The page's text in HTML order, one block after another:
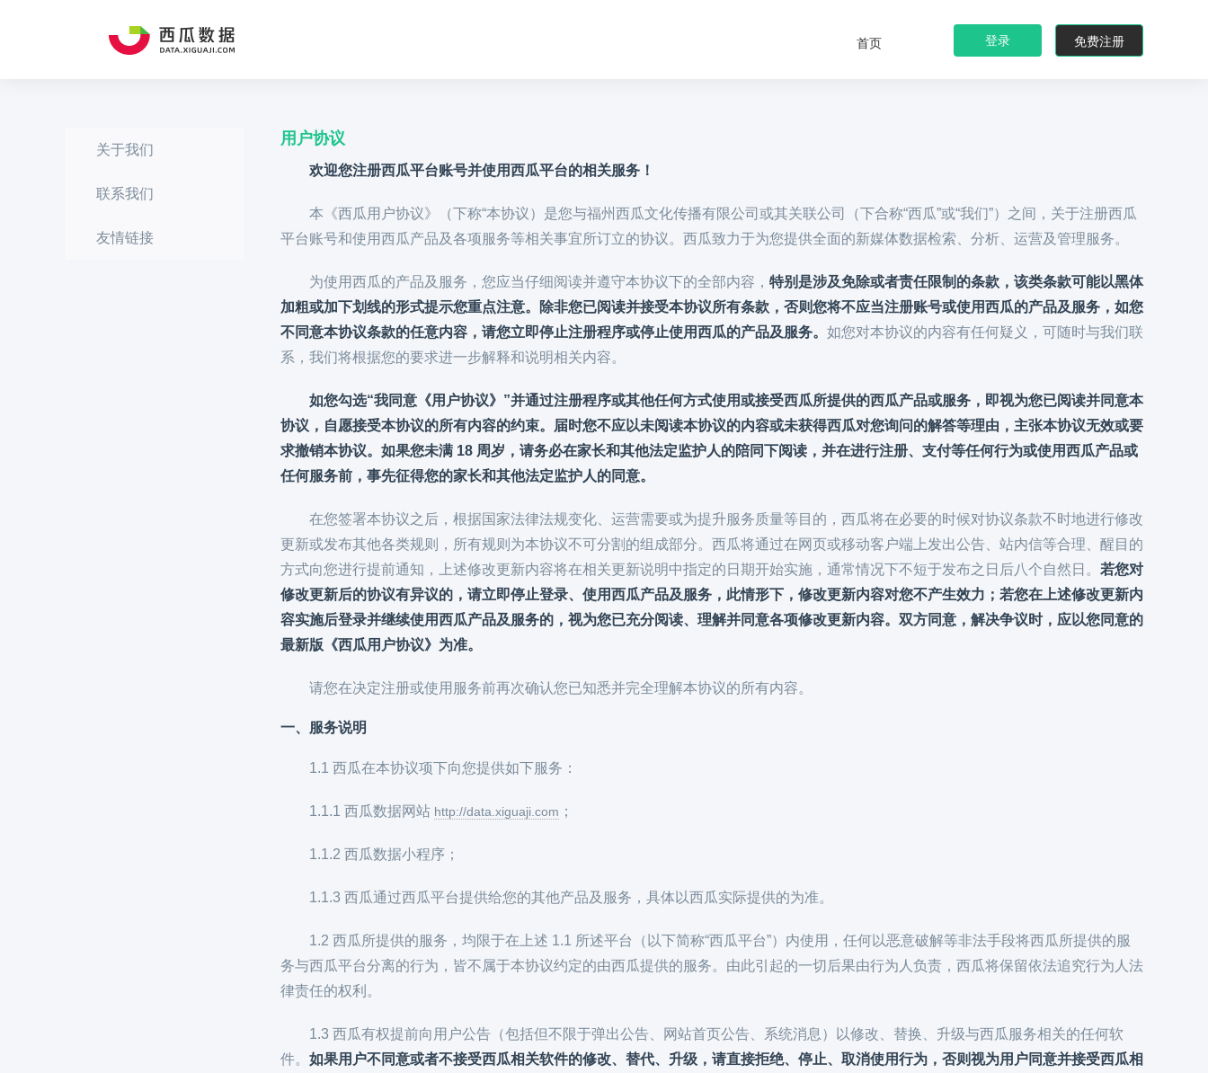
免费注册
登录
首页
关于我们
联系我们
友情链接
用户协议
欢迎您注册西瓜平台账号并使用西瓜平台的相关服务！
本《西瓜用户协议》（下称“本协议）是您与福州西瓜文化传播有限公司或其关联公司（下合称“西瓜”或“我们”）之间，关于注册西瓜
平台账号和使用西瓜产品及各项服务等相关事宜所订立的协议。西瓜致力于为您提供全面的新媒体数据检索、分析、运营及管理服务。
为使用西瓜的产品及服务，您应当仔细阅读并遵守本协议下的全部内容， 特别是涉及免除或者责任限制的条款，该类条款可能以黑体
加粗或加下划线的形式提示您重点注意。
除非您已阅读并接受本协议所有条款，否则您将不应当注册账号或使用西瓜的产品及服务，如您
不同意本协议条款的任意内容，请您立即停止注册程序或停止使用西瓜的产品及服务。 如您对本协议的内容有任何疑义，可随时与我们联
系，我们将根据您的要求进一步解释和说明相关内容。
如您勾选“我同意《用户协议》”并通过注册程序或其他任何方式使用或接受西瓜所提供的西瓜产品或服务，即视为您已阅读并同意本
协议，自愿接受本协议的所有内容的约束。届时您不应以未阅读本协议的内容或未获得西瓜对您询问的解答等理由，主张本协议无效或要
求撤销本协议。如果您未满 18 周岁，请务必在家长和其他法定监护人的陪同下阅读，并在进行注册、支付等任何行为或使用西瓜产品或
任何服务前，事先征得您的家长和其他法定监护人的同意。
在您签署本协议之后，根据国家法律法规变化、运营需要或为提升服务质量等目的，西瓜将在必要的时候对协议条款不时地进行修改
更新或发布其他各类规则，所有规则为本协议不可分割的组成部分。西瓜将通过在网页或移动客户端上发出公告、站内信等合理、醒目的
方式向您进行提前通知，上述修改更新内容将在相关更新说明中指定的日期开始实施，通常情况下不短于发布之日后八个自然日。 若您对
修改更新后的协议有异议的，请立即停止登录、使用西瓜产品及服务，此情形下，修改更新内容对您不产生效力；若您在上述修改更新内
容实施后登录并继续使用西瓜产品及服务的，视为您已充分阅读、理解并同意各项修改更新内容。双方同意，解决争议时，应以您同意的
最新版《西瓜用户协议》为准。
请您在决定注册或使用服务前再次确认您已知悉并完全理解本协议的所有内容。
一、服务说明
1.1 西瓜在本协议项下向您提供如下服务：
1.1.1 西瓜数据网站 http://data.xiguaji.com ；
1.1.2 西瓜数据小程序；
1.1.3 西瓜通过西瓜平台提供给您的其他产品及服务，具体以西瓜实际提供的为准。
1.2 西瓜所提供的服务，均限于在上述 1.1 所述平台（以下简称“西瓜平台”）内使用，任何以恶意破解等非法手段将西瓜所提供的服
务与西瓜平台分离的行为，皆不属于本协议约定的由西瓜提供的服务。由此引起的一切后果由行为人负责，西瓜将保留依法追究行为人法
律责任的权利。
1.3 西瓜有权提前向用户公告（包括但不限于弹出公告、网站首页公告、系统消息）以修改、替换、升级与西瓜服务相关的任何软
件。 如果用户不同意或者不接受西瓜相关软件的修改、替代、升级，请直接拒绝、停止、取消使用行为，否则视为用户同意并接受西瓜相